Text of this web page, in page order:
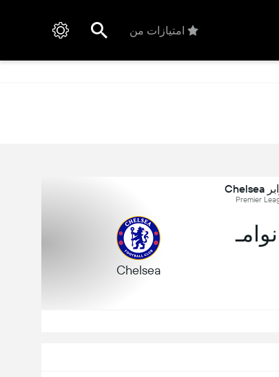
امتیازات من
Chelsea